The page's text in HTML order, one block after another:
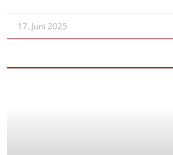
17. Juni 2025